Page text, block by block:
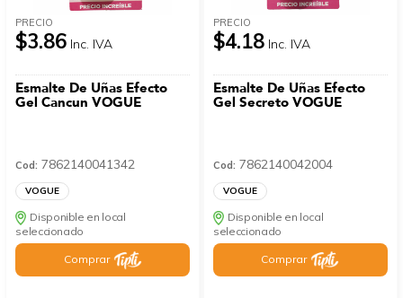
PRECIO
$3.86 Inc. IVA
Esmalte De Uñas Efecto
Gel Cancun VOGUE
Cod: 7862140041342
VOGUE
Disponible en local
seleccionado
Comprar
PRECIO
$4.18 Inc. IVA
Esmalte De Uñas Efecto
Gel Secreto VOGUE
Cod: 7862140042004
VOGUE
Disponible en local
seleccionado
Comprar